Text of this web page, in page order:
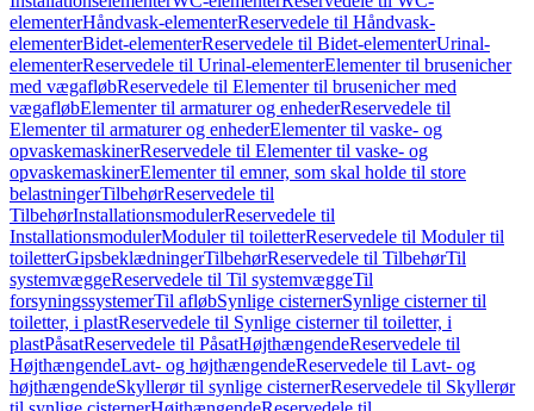
elementerHåndvask-elementerReservedele til Håndvask-
elementerBidet-elementerReservedele til Bidet-elementerUrinal-
elementerReservedele til Urinal-elementerElementer til brusenicher
med vægafløbReservedele til Elementer til brusenicher med
vægafløbElementer til armaturer og enhederReservedele til
Elementer til armaturer og enhederElementer til vaske- og
opvaskemaskinerReservedele til Elementer til vaske- og
opvaskemaskinerElementer til emner, som skal holde til store
belastningerTilbehørReservedele til
TilbehørInstallationsmodulerReservedele til
InstallationsmodulerModuler til toiletterReservedele til Moduler til
toiletterGipsbeklædningerTilbehørReservedele til TilbehørTil
systemvæggeReservedele til Til systemvæggeTil
forsyningssystemerTil afløbSynlige cisternerSynlige cisterner til
toiletter, i plastReservedele til Synlige cisterner til toiletter, i
plastPåsatReservedele til PåsatHøjthængendeReservedele til
HøjthængendeLavt- og højthængendeReservedele til Lavt- og
højthængendeSkyllerør til synlige cisternerReservedele til Skyllerør